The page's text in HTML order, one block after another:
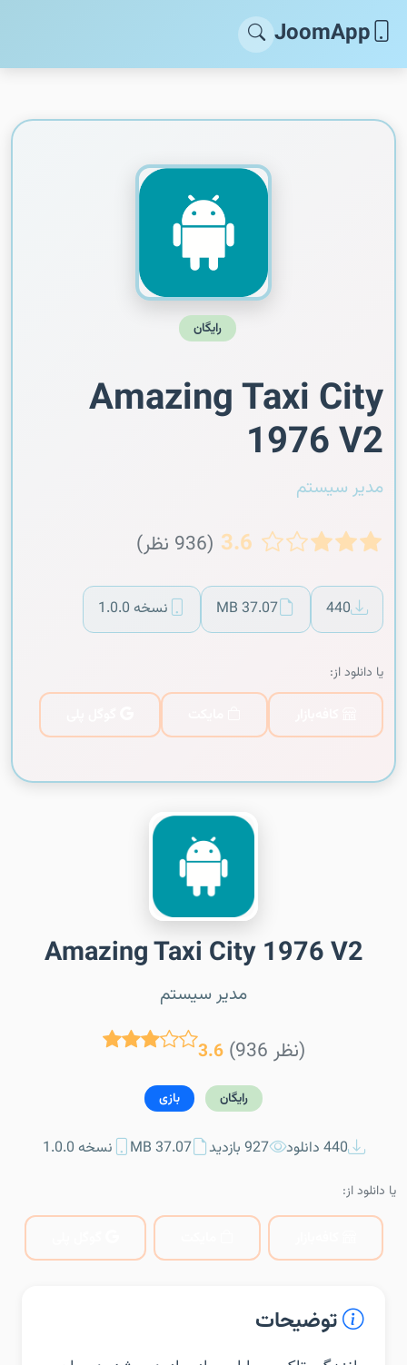
JoomApp
رایگان
Amazing Taxi City
1976 V2
مدیر سیستم
3.6 (936 نظر)
440
37.07 MB نسخه 1.0.0
یا دانلود از:
Amazing Taxi City 1976 V2
مدیر سیستم
3.6 (936 نظر)
رایگان بازی
440 دانلود 927 بازدید 37.07 MB نسخه 1.0.0
یا دانلود از:
توضیحات